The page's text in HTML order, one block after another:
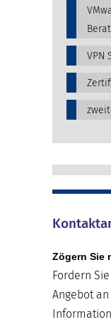
VPN
Zögern Sie
Fordern
Angebot